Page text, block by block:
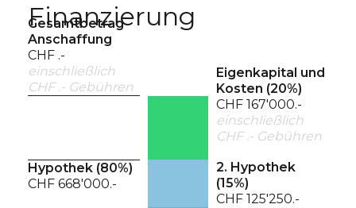
Finanzierung
Gesamtbetrag
Anschaffung
CHF .-
einschließlich
CHF .- Gebühren
Eigenkapital und
Kosten (20%)
CHF 167'000.-
einschließlich
CHF .- Gebühren
Hypothek (80%)
CHF 668'000.-
2. Hypothek
(15%)
CHF 125'250.-